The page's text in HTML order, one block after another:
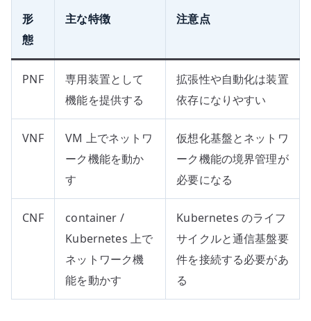
形
態
主な特徴 注意点
PNF
専用装置として
機能を提供する
拡張性や自動化は装置
依存になりやすい
VNF
VM 上でネットワ
ーク機能を動か
す
仮想化基盤とネットワ
ーク機能の境界管理が
必要になる
CNF
container /
Kubernetes 上で
ネットワーク機
能を動かす
Kubernetes のライフ
サイクルと通信基盤要
件を接続する必要があ
る